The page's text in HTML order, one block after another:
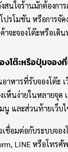
สนใจร้านมักต้องการ
ปรโมชัน หรือการจั
าจะจองโต๊ะหรือเดิ
งโต๊ะหรือปุ่มจอง
าหารที่รับจองโต๊ะ
เห็นง่ายในหลายจุด
นู และส่วนท้ายเว็บ
เชื่อมต่อกับระบบจอ
LINE หรือโทร